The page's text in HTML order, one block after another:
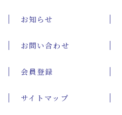
お知らせ
お問い合わせ
会員登録
サイトマップ